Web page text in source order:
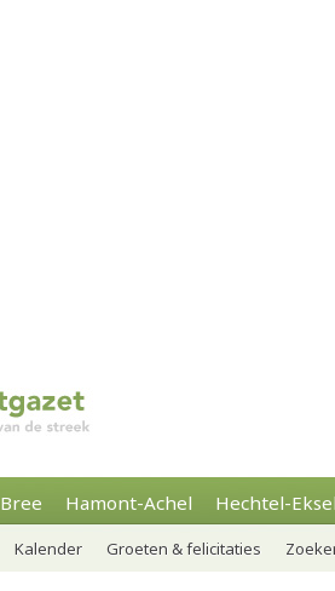
Bree Hamont-Achel Hechtel-
Kalender Groeten & felicitaties